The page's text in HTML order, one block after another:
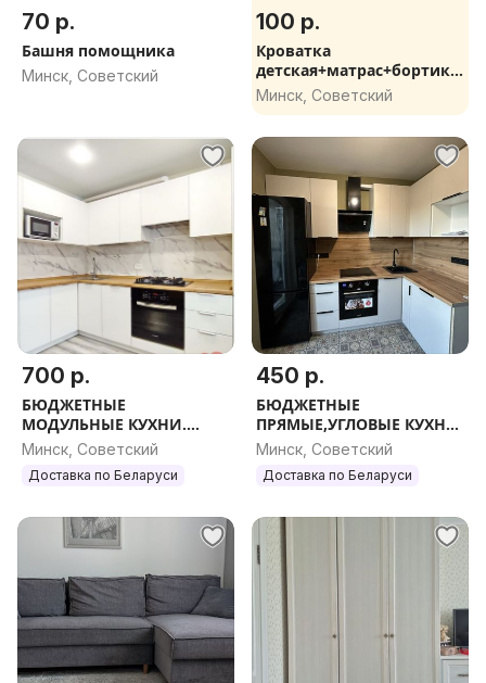
70 р.
Башня помощника
Минск, Советский
100 р.
Кроватка
детская+матрас+бортики
+постельное белье
Минск, Советский
700 р.
БЮДЖЕТНЫЕ
МОДУЛЬНЫЕ КУХНИ.
ПРОЕКТ. ВЫЕЗД НА ЗАМЕР.
КУХНЯ НОВАЯ
БЮДЖЕТНАЯ. КУХОННЫЙ
Минск, Советский
Доставка по Беларуси
450 р.
БЮДЖЕТНЫЕ
ПРЯМЫЕ,УГЛОВЫЕ КУХНИ
НА ЗАКАЗ .
БЫСТРО,КАЧЕСТВЕННО.
Минск, Советский
Доставка по Беларуси